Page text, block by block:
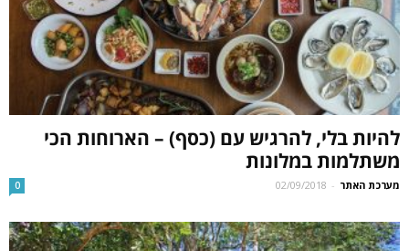
להיות בלי, להרגיש עם (כסף) – הארוחות הכי
משתלמות במלונות
מערכת האתר -
02/09/2018
0